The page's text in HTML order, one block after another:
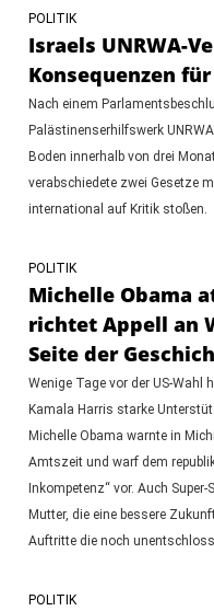
POLITIK
Israels UNRWA-
Konsequenzen
Nach einem
Palästinenserhilfswerk
Boden innerhalb von drei
verabschiedete zwei Gesetze
international auf Kritik stoßen.
POLITIK
Michelle Obama
richtet Appell an
Seite der
Wenige Tage vor der US-
Kamala Harris starke
Michelle Obama warnte in
Amtszeit und warf dem
Inkompetenz“ vor. Auch
Mutter, die eine bessere
Auftritte die noch
POLITIK